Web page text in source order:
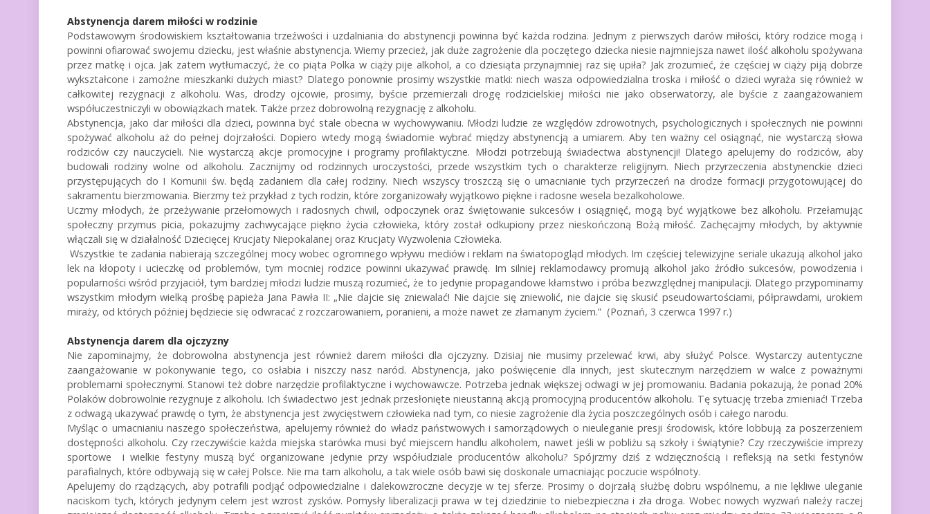
Abstynencja darem miłości w rodzinie
Podstawowym środowiskiem kształtowania trzeźwości i uzdalniania do abstynencji powinna być każda rodzina. Jednym z pierwszych darów miłości, który rodzice mogą i
powinni ofiarować swojemu dziecku, jest właśnie abstynencja. Wiemy przecież, jak duże zagrożenie dla poczętego dziecka niesie najmniejsza nawet ilość alkoholu spożywana
przez matkę i ojca. Jak zatem wytłumaczyć, że co piąta Polka w ciąży pije alkohol, a co dziesiąta przynajmniej raz się upiła? Jak zrozumieć, że częściej w ciąży piją dobrze
wykształcone i zamożne mieszkanki dużych miast? Dlatego ponownie prosimy wszystkie matki: niech wasza odpowiedzialna troska i miłość o dzieci wyraża się również w
całkowitej rezygnacji z alkoholu. Was, drodzy ojcowie, prosimy, byście przemierzali drogę rodzicielskiej miłości nie jako obserwatorzy, ale byście z zaangażowaniem
współuczestniczyli w obowiązkach matek. Także przez dobrowolną rezygnację z alkoholu.
Abstynencja, jako dar miłości dla dzieci, powinna być stale obecna w wychowywaniu. Młodzi ludzie ze względów zdrowotnych, psychologicznych i społecznych nie powinni
spożywać alkoholu aż do pełnej dojrzałości. Dopiero wtedy mogą świadomie wybrać między abstynencją a umiarem. Aby ten ważny cel osiągnąć, nie wystarczą słowa
rodziców czy nauczycieli. Nie wystarczą akcje promocyjne i programy profilaktyczne. Młodzi potrzebują świadectwa abstynencji! Dlatego apelujemy do rodziców, aby
budowali rodziny wolne od alkoholu. Zacznijmy od rodzinnych uroczystości, przede wszystkim tych o charakterze religijnym. Niech przyrzeczenia abstynenckie dzieci
przystępujących do I Komunii św. będą zadaniem dla całej rodziny. Niech wszyscy troszczą się o umacnianie tych przyrzeczeń na drodze formacji przygotowującej do
sakramentu bierzmowania. Bierzmy też przykład z tych rodzin, które zorganizowały wyjątkowo piękne i radosne wesela bezalkoholowe.
Uczmy młodych, że przeżywanie przełomowych i radosnych chwil, odpoczynek oraz świętowanie sukcesów i osiągnięć, mogą być wyjątkowe bez alkoholu. Przełamując
społeczny przymus picia, pokazujmy zachwycające piękno życia człowieka, który został odkupiony przez nieskończoną Bożą miłość. Zachęcajmy młodych, by aktywnie
włączali się w działalność Dziecięcej Krucjaty Niepokalanej oraz Krucjaty Wyzwolenia Człowieka.
Wszystkie te zadania nabierają szczególnej mocy wobec ogromnego wpływu mediów i reklam na światopogląd młodych. Im częściej telewizyjne seriale ukazują alkohol jako
lek na kłopoty i ucieczkę od problemów, tym mocniej rodzice powinni ukazywać prawdę. Im silniej reklamodawcy promują alkohol jako źródło sukcesów, powodzenia i
popularności wśród przyjaciół, tym bardziej młodzi ludzie muszą rozumieć, że to jedynie propagandowe kłamstwo i próba bezwzględnej manipulacji. Dlatego przypominamy
wszystkim młodym wielką prośbę papieża Jana Pawła II: „Nie dajcie się zniewalać! Nie dajcie się zniewolić, nie dajcie się skusić pseudowartościami, półprawdami, urokiem
miraży, od których później będziecie się odwracać z rozczarowaniem, poranieni, a może nawet ze złamanym życiem.” (Poznań, 3 czerwca 1997 r.)
Abstynencja darem dla ojczyzny
Nie zapominajmy, że dobrowolna abstynencja jest również darem miłości dla ojczyzny. Dzisiaj nie musimy przelewać krwi, aby służyć Polsce. Wystarczy autentyczne
zaangażowanie w pokonywanie tego, co osłabia i niszczy nasz naród. Abstynencja, jako poświęcenie dla innych, jest skutecznym narzędziem w walce z poważnymi
problemami społecznymi. Stanowi też dobre narzędzie profilaktyczne i wychowawcze. Potrzeba jednak większej odwagi w jej promowaniu. Badania pokazują, że ponad 20%
Polaków dobrowolnie rezygnuje z alkoholu. Ich świadectwo jest jednak przesłonięte nieustanną akcją promocyjną producentów alkoholu. Tę sytuację trzeba zmieniać! Trzeba
z odwagą ukazywać prawdę o tym, że abstynencja jest zwycięstwem człowieka nad tym, co niesie zagrożenie dla życia poszczególnych osób i całego narodu.
Myśląc o umacnianiu naszego społeczeństwa, apelujemy również do władz państwowych i samorządowych o nieuleganie presji środowisk, które lobbują za poszerzeniem
dostępności alkoholu. Czy rzeczywiście każda miejska starówka musi być miejscem handlu alkoholem, nawet jeśli w pobliżu są szkoły i świątynie? Czy rzeczywiście imprezy
sportowe i wielkie festyny muszą być organizowane jedynie przy współudziale producentów alkoholu? Spójrzmy dziś z wdzięcznością i refleksją na setki festynów
parafialnych, które odbywają się w całej Polsce. Nie ma tam alkoholu, a tak wiele osób bawi się doskonale umacniając poczucie wspólnoty.
Apelujemy do rządzących, aby potrafili podjąć odpowiedzialne i dalekowzroczne decyzje w tej sferze. Prosimy o dojrzałą służbę dobru wspólnemu, a nie lękliwe uleganie
naciskom tych, których jedynym celem jest wzrost zysków. Pomysły liberalizacji prawa w tej dziedzinie to niebezpieczna i zła droga. Wobec nowych wyzwań należy raczej